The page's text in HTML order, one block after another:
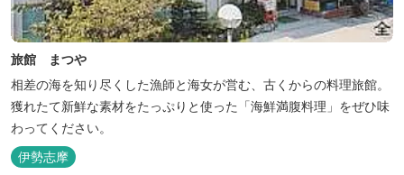
旅館 まつや
相差の海を知り尽くした漁師と海女が営む、古くからの料理旅館。
獲れたて新鮮な素材をたっぷりと使った「海鮮満腹料理」をぜひ味
わってください。
伊勢志摩